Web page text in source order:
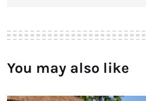
You may also like